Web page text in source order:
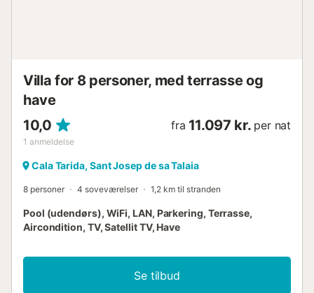
Villa for 8 personer, med terrasse og
have
10,0
1 anmeldelse
fra 11.097 kr. per nat
Cala Tarida, Sant Josep de sa Talaia
8 personer 4 soveværelser 1,2 km til stranden
Pool (udendørs), WiFi, LAN, Parkering, Terrasse,
Aircondition, TV, Satellit TV, Have
Se tilbud